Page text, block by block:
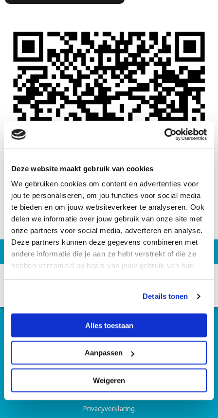
Deze website maakt gebruik van cookies
We gebruiken cookies om content en advertenties voor
jou te personaliseren, om jou functies voor social media
te bieden en om jouw websiteverkeer te analyseren. Ook
delen we informatie over jouw gebruik van onze site met
onze partners voor social media, adverteren en analyse.
Deze partners kunnen deze gegevens combineren met
andere informatie die je aan ze hebt verstrekt of die ze
hebben verzameld op basis van jouw gebruik van hun
Details tonen
Alles toestaan
Aanpassen
Weigeren
Algemene voorwaarden
Huisregels zwembad Hoornse Vaart
Algemene voorwaarden zwemlessen
Privacyverklaring